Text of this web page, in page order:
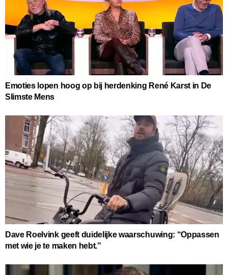
Emoties lopen hoog op bij herdenking René Karst in De
Slimste Mens
Dave Roelvink geeft duidelijke waarschuwing: “Oppassen
met wie je te maken hebt.”